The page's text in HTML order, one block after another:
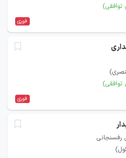
فوری
فوری
رفسنجانی